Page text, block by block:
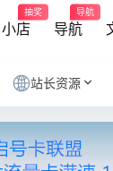
抽奖
小店
导航
导航
站长资源